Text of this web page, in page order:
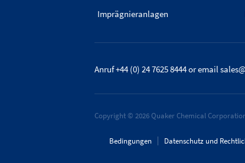
Imprägnieranlagen
Anruf +44 (0) 24 7625 8444or email
Copyright © 2026 Quaker Chemical
Bedingungen Datenschutz und